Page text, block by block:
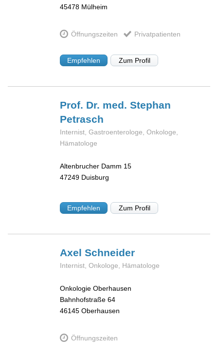
45478 Mülheim
Öffnungszeiten Privatpatienten
Empfehlen Zum Profil
Prof. Dr. med. Stephan
Petrasch
Internist, Gastroenterologe, Onkologe,
Hämatologe
Altenbrucher Damm 15
47249 Duisburg
Empfehlen Zum Profil
AxelSchneider
Internist, Onkologe, Hämatologe
Onkologie Oberhausen
Bahnhofstraße 64
46145 Oberhausen
Öffnungszeiten